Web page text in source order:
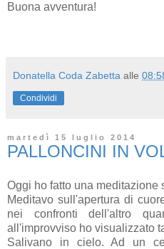
Buona avventura!
Donatella Coda Zabetta alle
Condividi
martedì 15 luglio 2014
PALLONCINI IN
Oggi ho fatto una meditazione
Meditavo sull'apertura di
nei confronti dell'altro
all'improvviso ho visualizzato
Salivano in cielo. Ad un